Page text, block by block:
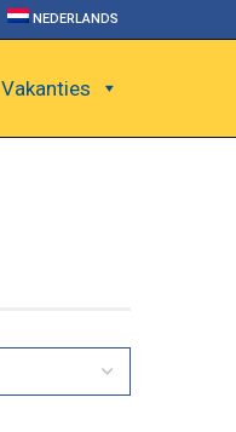
NEDERLANDS
Vakanties